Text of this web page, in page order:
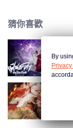
猜你喜歡
By